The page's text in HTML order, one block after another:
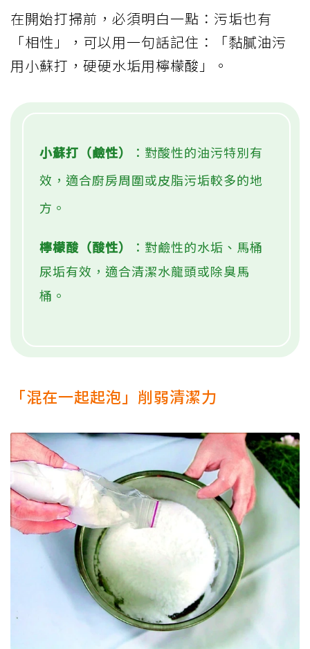
在開始打掃前，必須明白一點：污垢也有
「相性」，可以用一句話記住：「黏膩油污
用小蘇打，硬硬水垢用檸檬酸」。
小蘇打（鹼性）
：對酸性的油污特別有
效，適合廚房周圍或皮脂污垢較多的地
方。
檸檬酸（酸性）
：對鹼性的水垢、馬桶
尿垢有效，適合清潔水龍頭或除臭馬
桶。
「混在一起起泡」削弱清潔力